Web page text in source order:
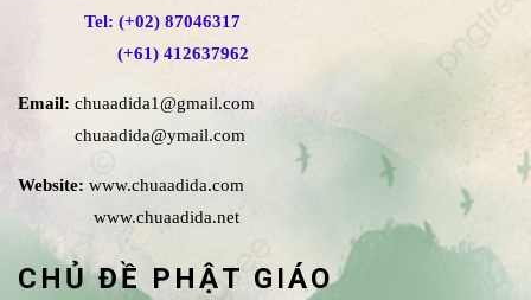
Tel: (+02) 87046317
(+61) 412637962
Email: chuaadida1@gmail.com
chuaadida@ymail.com
Website: www.chuaadida.com
www.chuaadida.net
CHỦ ĐỀ PHẬT GIÁO